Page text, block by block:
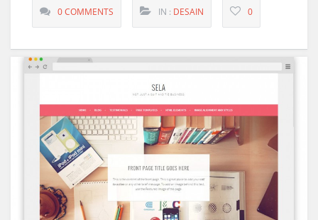
0 COMMENTS IN : DESAIN 0